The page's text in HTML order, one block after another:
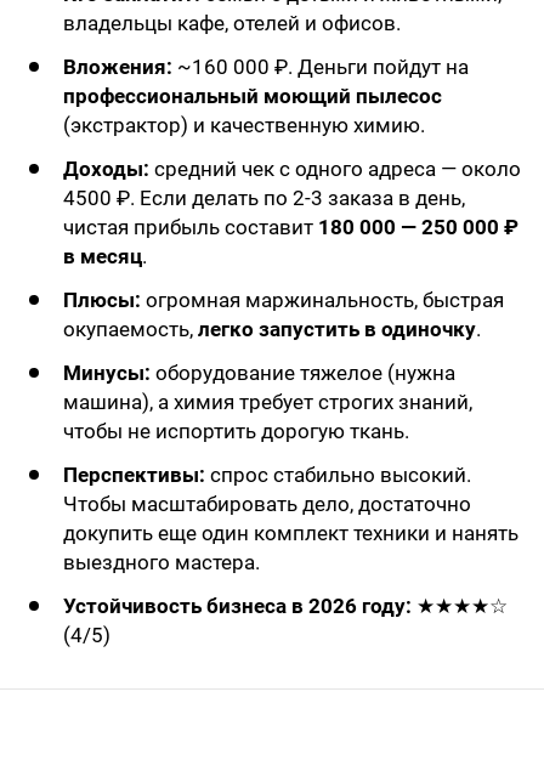
владельцы кафе, отелей и офисов.
Вложения: ~160 000 ₽. Деньги пойдут на
профессиональный моющий пылесос
(экстрактор) и качественную химию.
Доходы: средний чек с одного адреса — около
4500 ₽. Если делать по 2-3 заказа в день,
чистая прибыль составит 180 000 — 250 000 ₽
в месяц.
Плюсы: огромная маржинальность, быстрая
окупаемость, легко запустить в одиночку.
Минусы: оборудование тяжелое (нужна
машина), а химия требует строгих знаний,
чтобы не испортить дорогую ткань.
Перспективы: спрос стабильно высокий.
Чтобы масштабировать дело, достаточно
докупить еще один комплект техники и нанять
выездного мастера.
Устойчивость бизнеса в 2026 году: ★★★★☆
(4/5)